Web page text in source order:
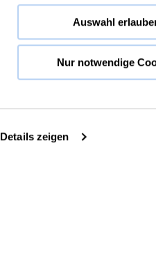
Details zeigen
Auswahl
Nur notwendige